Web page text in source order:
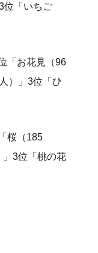
位「いちご
「お花見（96
）」3位「ひ
桜（185
」3位「桃の花